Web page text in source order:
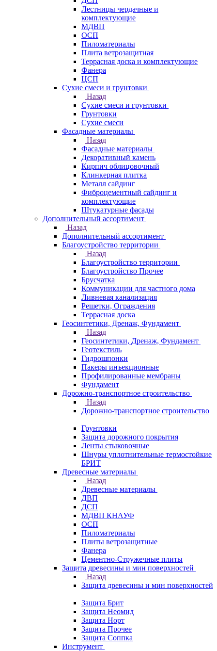
Лестницы чердачные и
комплектующие
МДВП
ОСП
Пиломатериалы
Плита ветрозащитная
Террасная доска и комплектующие
Фанера
ЦСП
Сухие смеси и грунтовки
Назад
Сухие смеси и грунтовки
Грунтовки
Сухие смеси
Фасадные материалы
Назад
Фасадные материалы
Декоративный камень
Кирпич облицовочный
Клинкерная плитка
Металл сайдинг
Фиброцементный сайдинг и
комплектующие
Штукатурные фасады
Дополнительный ассортимент
Назад
Дополнительный ассортимент
Благоустройство территории
Назад
Благоустройство территории
Благоустройство Прочее
Брусчатка
Коммуникации для частного дома
Ливневая канализация
Решетки, Ограждения
Террасная доска
Геосинтетики, Дренаж, Фундамент
Назад
Геосинтетики, Дренаж, Фундамент
Геотекстиль
Гидрошпонки
Пакеры инъекционные
Профилированные мембраны
Фундамент
Дорожно-транспортное строительство
Назад
Дорожно-транспортное строительство
Грунтовки
Защита дорожного покрытия
Ленты стыковочные
Шнуры уплотнительные термостойкие
БРИТ
Древесные материалы
Назад
Древесные материалы
ДВП
ДСП
МДВП КНАУФ
ОСП
Пиломатериалы
Плиты ветрозащитные
Фанера
Цементно-Стружечные плиты
Защита древесины и мин поверхностей
Назад
Защита древесины и мин поверхностей
Защита Брит
Защита Неомид
Защита Норт
Защита Прочее
Защита Соппка
Инструмент